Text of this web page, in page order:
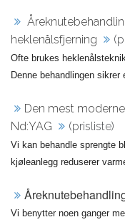
heklenålsfjerning
Ofte brukes
Denne behandlingen
Den mest
Nd:YAG
(prisliste)
Vi kan behandle sprengte
kjøleanlegg reduserer
Vi benytter noen ganger